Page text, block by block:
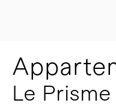
Le Prisme